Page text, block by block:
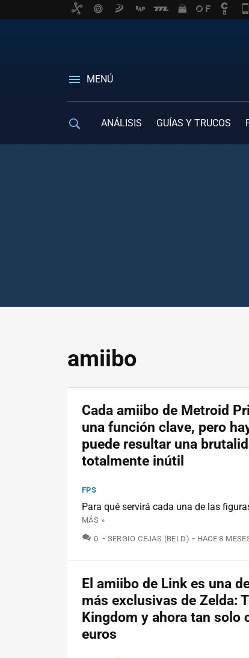
MENÚ
ANÁLISIS GUÍAS Y TRUCOS
amiibo
Cada amiibo de Metroid
una función clave, pero
puede resultar una
totalmente inútil
FPS
Para qué servirá cada una de las
MÁS »
0 COMENTARIOS
SERGIO CEJAS (BELD) HACE 8
El amiibo de Link es una
más exclusivas de Zelda:
Kingdom y ahora tan solo
euros